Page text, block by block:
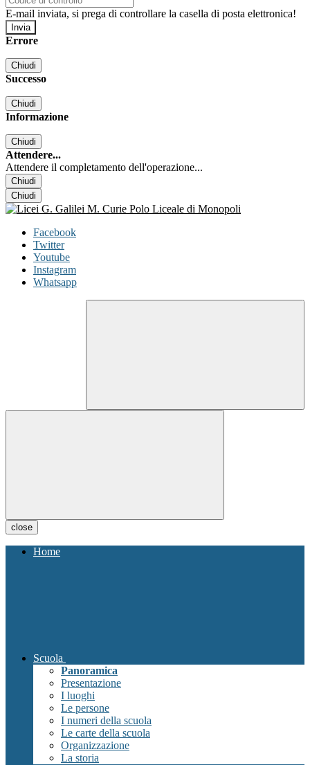
E-mail inviata, si prega di controllare la casella di posta elettronica!
Errore
Chiudi
Successo
Chiudi
Informazione
Chiudi
Attendere...
Attendere il completamento dell'operazione...
Chiudi
Chiudi
Facebook
Twitter
Youtube
Instagram
Whatsapp
close
Home
Scuola
Panoramica
Presentazione
I luoghi
Le persone
I numeri della scuola
Le carte della scuola
Organizzazione
La storia